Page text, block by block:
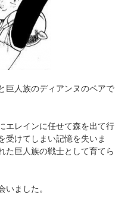
巨人族のディアンヌのペアで
エレインに任せて森を出て行
受けてしまい記憶を失いま
た巨人族の戦士として育てら
いました。